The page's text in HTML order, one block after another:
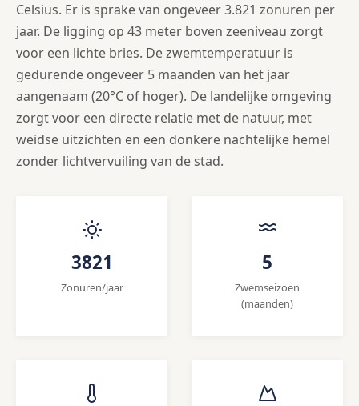
Celsius. Er is sprake van ongeveer 3.821 zonuren per
jaar. De ligging op 43 meter boven zeeniveau zorgt
voor een lichte bries. De zwemtemperatuur is
gedurende ongeveer 5 maanden van het jaar
aangenaam (20°C of hoger). De landelijke omgeving
zorgt voor een directe relatie met de natuur, met
weidse uitzichten en een donkere nachtelijke hemel
zonder lichtvervuiling van de stad.
3821
Zonuren/jaar
5
Zwemseizoen
(maanden)